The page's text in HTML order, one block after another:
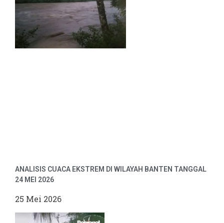
ANALISIS CUACA EKSTREM DI WILAYAH BANTEN TANGGAL
24 MEI 2026
25 Mei 2026